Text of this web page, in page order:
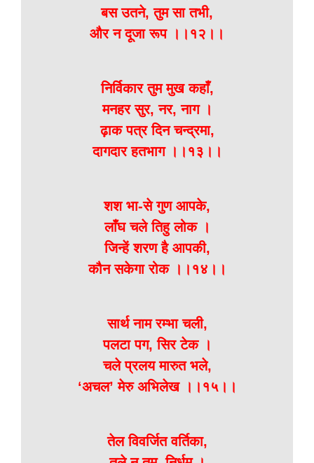
बस उतने, तुम सा तभी,
और न दूजा रूप ।।१२।।
निर्विकार तुम मुख कहाँ,
मनहर सुर, नर, नाग ।
ढ़ाक पत्र दिन चन्द्रमा,
दागदार हतभाग ।।१३।।
शश भा-से गुण आपके,
लाँघ चले तिहु लोक ।
जिन्हें शरण है आपकी,
कौन सकेगा रोक ।।१४।।
सार्थ नाम रम्भा चली,
पलटा पग, सिर टेक ।
चले प्रलय मारुत भले,
‘अचल’ मेरु अभिलेख ।।१५।।
तेल विवर्जित वर्तिका,